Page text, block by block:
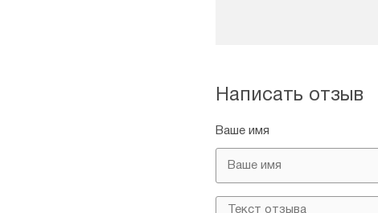
Написать отзыв
Ваше имя